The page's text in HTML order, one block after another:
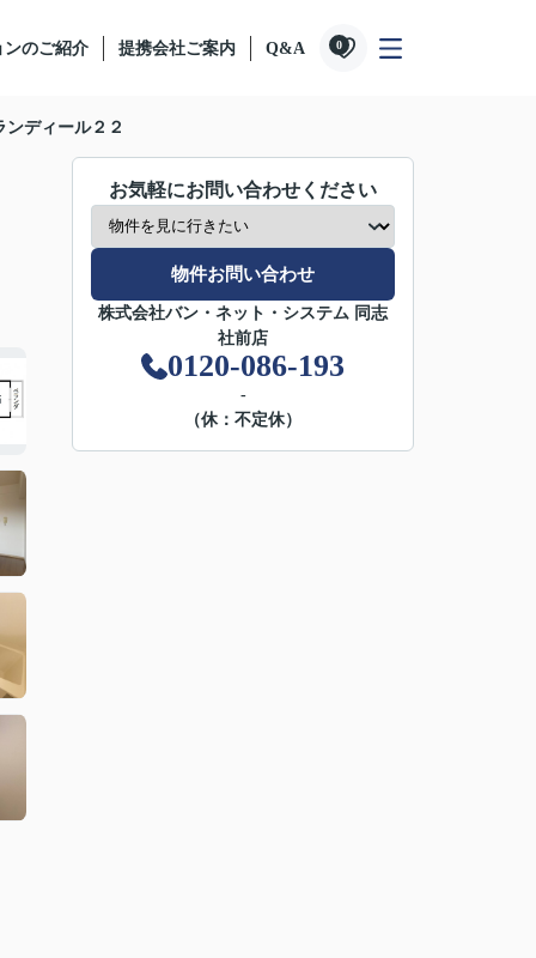
ンのご紹介 提携会社ご案内 Q&A 0
ンディール２２
お気軽にお問い合わせください
物件お問い合わせ
株式会社バン・ネット・システム 同志
社前店
0120-086-193
-
（休：不定休）